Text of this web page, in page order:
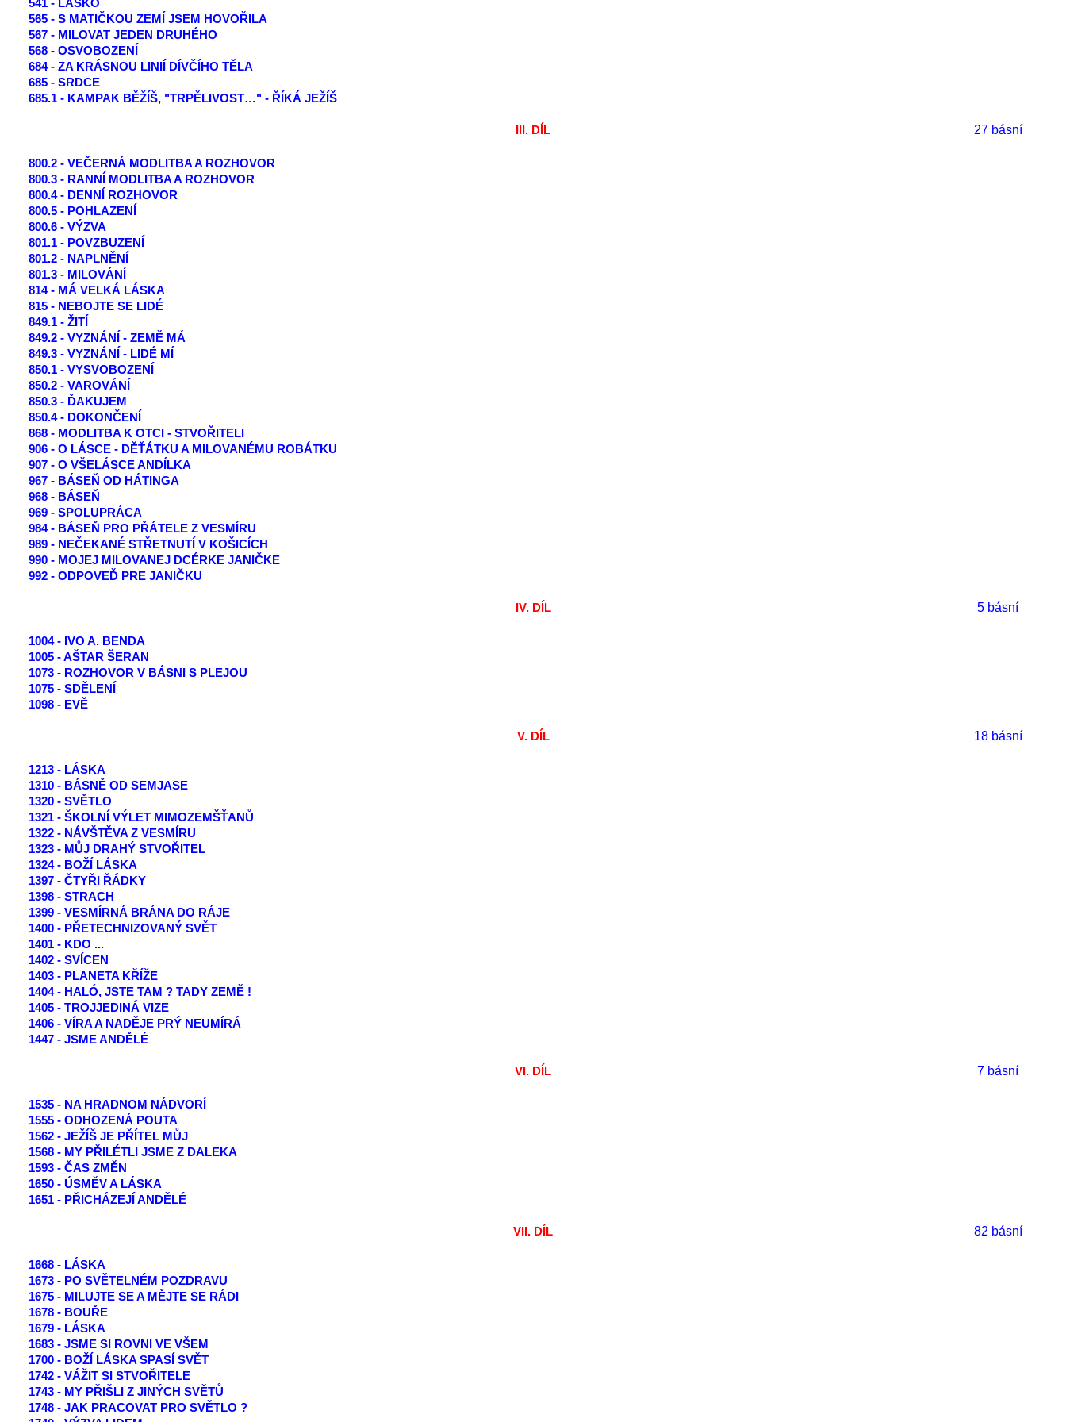
541 - LÁSKO
565 - S MATIČKOU ZEMÍ JSEM HOVOŘILA
567 - MILOVAT JEDEN DRUHÉHO
568 - OSVOBOZENÍ
684 - ZA KRÁSNOU LINIÍ DÍVČÍHO TĚLA
685 - SRDCE
685.1 - KAMPAK BĚŽÍŠ, "TRPĚLIVOST…" - ŘÍKÁ JEŽÍŠ
III. DÍL 27 básní
800.2 - VEČERNÁ MODLITBA A ROZHOVOR
800.3 - RANNÍ MODLITBA A ROZHOVOR
800.4 - DENNÍ ROZHOVOR
800.5 - POHLAZENÍ
800.6 - VÝZVA
801.1 - POVZBUZENÍ
801.2 - NAPLNĚNÍ
801.3 - MILOVÁNÍ
814 - MÁ VELKÁ LÁSKA
815 - NEBOJTE SE LIDÉ
849.1 - ŽITÍ
849.2 - VYZNÁNÍ - ZEMĚ MÁ
849.3 - VYZNÁNÍ - LIDÉ MÍ
850.1 - VYSVOBOZENÍ
850.2 - VAROVÁNÍ
850.3 - ĎAKUJEM
850.4 - DOKONČENÍ
868 - MODLITBA K OTCI - STVOŘITELI
906 - O LÁSCE - DĚŤÁTKU A MILOVANÉMU ROBÁTKU
907 - O VŠELÁSCE ANDÍLKA
967 - BÁSEŇ OD HÁTINGA
968 - BÁSEŇ
969 - SPOLUPRÁCA
984 - BÁSEŇ PRO PŘÁTELE Z VESMÍRU
989 - NEČEKANÉ STŘETNUTÍ V KOŠICÍCH
990 - MOJEJ MILOVANEJ DCÉRKE JANIČKE
992 - ODPOVEĎ PRE JANIČKU
IV. DÍL 5 básní
1004 - IVO A. BENDA
1005 - AŠTAR ŠERAN
1073 - ROZHOVOR V BÁSNI S PLEJOU
1075 - SDĚLENÍ
1098 - EVĚ
V. DÍL 18 básní
1213 - LÁSKA
1310 - BÁSNĚ OD SEMJASE
1320 - SVĚTLO
1321 - ŠKOLNÍ VÝLET MIMOZEMŠŤANŮ
1322 - NÁVŠTĚVA Z VESMÍRU
1323 - MŮJ DRAHÝ STVOŘITEL
1324 - BOŽÍ LÁSKA
1397 - ČTYŘI ŘÁDKY
1398 - STRACH
1399 - VESMÍRNÁ BRÁNA DO RÁJE
1400 - PŘETECHNIZOVANÝ SVĚT
1401 - KDO ...
1402 - SVÍCEN
1403 - PLANETA KŘÍŽE
1404 - HALÓ, JSTE TAM ? TADY ZEMĚ !
1405 - TROJJEDINÁ VIZE
1406 - VÍRA A NADĚJE PRÝ NEUMÍRÁ
1447 - JSME ANDĚLÉ
VI. DÍL 7 básní
1535 - NA HRADNOM NÁDVORÍ
1555 - ODHOZENÁ POUTA
1562 - JEŽÍŠ JE PŘÍTEL MŮJ
1568 - MY PŘILÉTLI JSME Z DALEKA
1593 - ČAS ZMĚN
1650 - ÚSMĚV A LÁSKA
1651 - PŘICHÁZEJÍ ANDĚLÉ
VII. DÍL 82 básní
1668 - LÁSKA
1673 - PO SVĚTELNÉM POZDRAVU
1675 - MILUJTE SE A MĚJTE SE RÁDI
1678 - BOUŘE
1679 - LÁSKA
1683 - JSME SI ROVNI VE VŠEM
1700 - BOŽÍ LÁSKA SPASÍ SVĚT
1742 - VÁŽIT SI STVOŘITELE
1743 - MY PŘIŠLI Z JINÝCH SVĚTŮ
1748 - JAK PRACOVAT PRO SVĚTLO ?